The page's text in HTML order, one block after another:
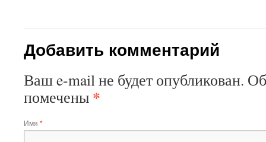
Добавить комментарий
Ваш e-mail не будет опубликован.
помечены *
Имя *